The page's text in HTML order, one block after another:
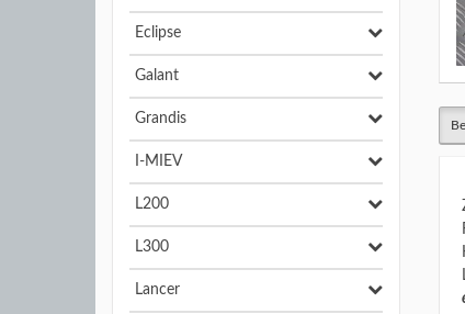
Eclipse
Galant
Grandis
I-MIEV
L200
L300
Lancer